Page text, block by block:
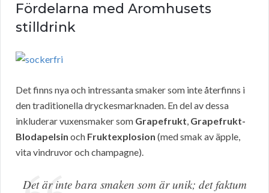
Fördelarna med Aromhusets
stilldrink
Det finns nya och intressanta smaker som inte återfinns i
den traditionella dryckesmarknaden. En del av dessa
inkluderar vuxensmaker som Grapefrukt, Grapefrukt-
Blodapelsin och Fruktexplosion (med smak av äpple,
vita vindruvor och champagne).
Det är inte bara smaken som är unik; det faktum